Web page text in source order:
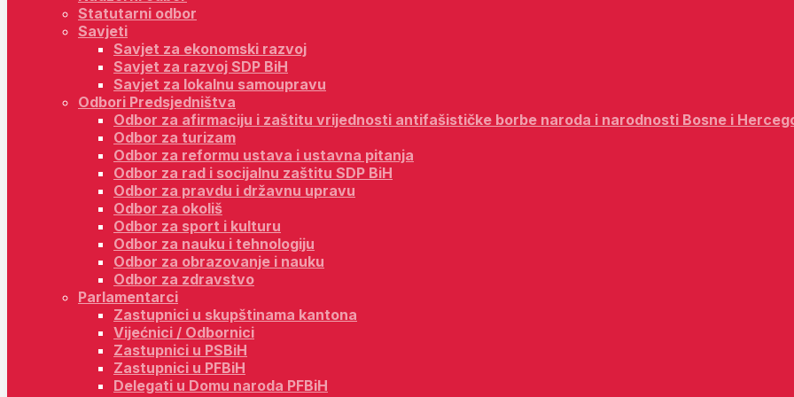
Statutarni odbor
Savjeti
Savjet za ekonomski razvoj
Savjet za razvoj SDP BiH
Savjet za lokalnu samoupravu
Odbori Predsjedništva
Odbor za afirmaciju i zaštitu vrijednosti antifašističke borbe naroda i narodnosti Bosne i
Odbor za turizam
Odbor za reformu ustava i ustavna pitanja
Odbor za rad i socijalnu zaštitu SDP BiH
Odbor za pravdu i državnu upravu
Odbor za okoliš
Odbor za sport i kulturu
Odbor za nauku i tehnologiju
Odbor za obrazovanje i nauku
Odbor za zdravstvo
Parlamentarci
Zastupnici u skupštinama kantona
Vijećnici / Odbornici
Zastupnici u PSBiH
Zastupnici u PFBiH
Delegati u Domu naroda PFBiH